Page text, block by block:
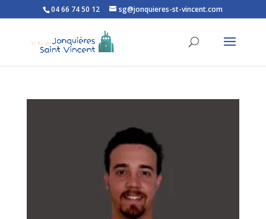
Ouvrir la barre d’outils
04 66 74 50 12 sg@jonquieres-st-vincent.com